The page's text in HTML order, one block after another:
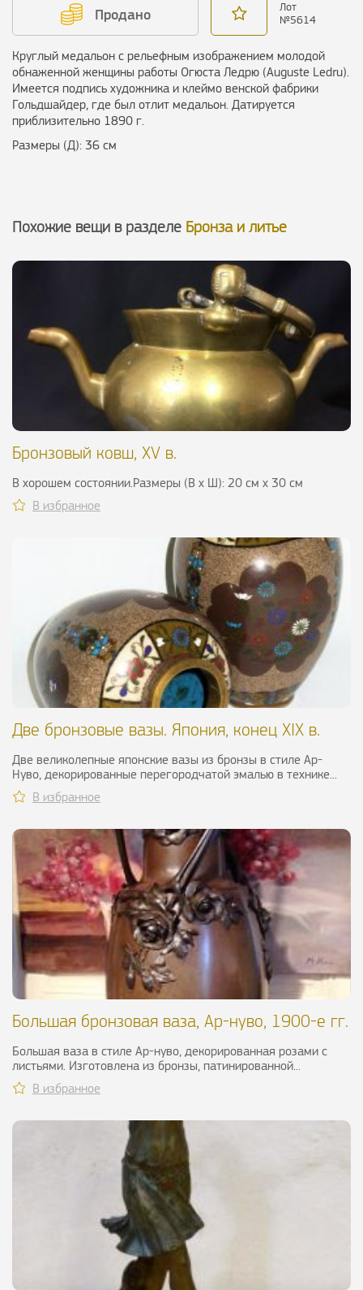
Продано
Лот
№5614
Круглый медальон с рельефным изображением молодой
обнаженной женщины работы Огюста Ледрю (Auguste Ledru).
Имеется подпись художника и клеймо венской фабрики
Гольдшайдер, где был отлит медальон. Датируется
приблизительно 1890 г.
Размеры (Д): 36 см
Похожие вещи в разделе Бронза и литье
Бронзовый ковш, XV в.
В хорошем состоянии.Размеры (В х Ш): 20 см х 30 см
В избранное
Две бронзовые вазы. Япония, конец XIX в.
Две великолепные японские вазы из бронзы в стиле Ар-
Нуво, декорированные перегородчатой эмалью в технике...
В избранное
Большая бронзовая ваза, Ар-нуво, 1900-е гг.
Большая ваза в стиле Ар-нуво, декорированная розами с
листьями. Изготовлена из бронзы, патинированной...
В избранное